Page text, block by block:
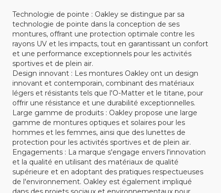
Technologie de pointe : Oakley se distingue par sa
technologie de pointe dans la conception de ses
montures, offrant une protection optimale contre les
rayons UV et les impacts, tout en garantissant un confort
et une performance exceptionnels pour les activités
sportives et de plein air.
Design innovant : Les montures Oakley ont un design
innovant et contemporain, combinant des matériaux
légers et résistants tels que l'O-Matter et le titane, pour
offrir une résistance et une durabilité exceptionnelles.
Large gamme de produits : Oakley propose une large
gamme de montures optiques et solaires pour les
hommes et les femmes, ainsi que des lunettes de
protection pour les activités sportives et de plein air.
Engagements : La marque s'engage envers l'innovation
et la qualité en utilisant des matériaux de qualité
supérieure et en adoptant des pratiques respectueuses
de l'environnement. Oakley est également impliqué